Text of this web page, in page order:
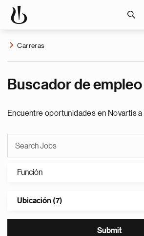
Carreras
Buscador de empleo
Encuentre oportunidades en Novartis
Función
Ubicación (7)